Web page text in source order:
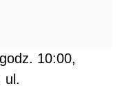
10:00,
ul.